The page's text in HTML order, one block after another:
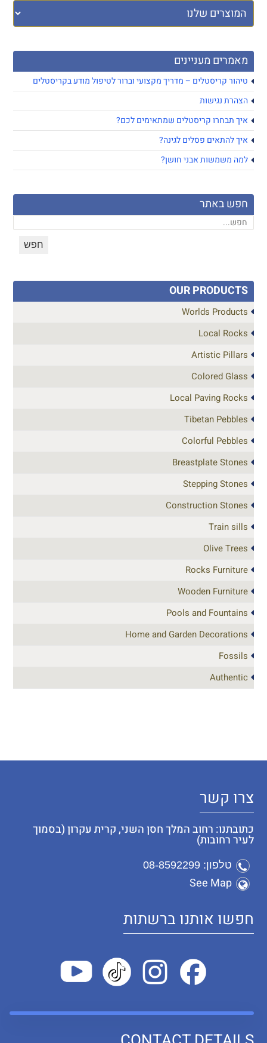
מאמרים מעניינים
טיהור קריסטלים – מדריך מקצועי וברור לטיפול מודע בקריסטלים
הצהרת נגישות
איך תבחרו קריסטלים שמתאימים לכם?
איך להתאים פסלים לגינה?
למה משמשות אבני חושן?
חפש באתר
OUR PRODUCTS
Worlds Products
Local Rocks
Artistic Pillars
Colored Glass
Local Paving Rocks
Tibetan Pebbles
Colorful Pebbles
Breastplate Stones
Stepping Stones
Construction Stones
Train sills
Olive Trees
Rocks Furniture
Wooden Furniture
Pools and Fountains
Home and Garden Decorations
Fossils
Authentic
צרו קשר
כתובתנו: רחוב המלך חסן השני, קרית עקרון (בסמוך
לעיר רחובות)
טלפון: 08-8592299
See Map
חפשו אותנו ברשתות